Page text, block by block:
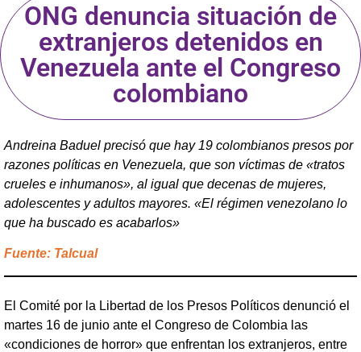
ONG denuncia situación de
extranjeros detenidos en
Venezuela ante el Congreso
colombiano
Andreina Baduel precisó que hay 19 colombianos presos por
razones políticas en Venezuela, que son víctimas de «tratos
crueles e inhumanos», al igual que decenas de mujeres,
adolescentes y adultos mayores. «El régimen venezolano lo
que ha buscado es acabarlos»
Fuente: Talcual
El Comité por la Libertad de los Presos Políticos denunció el
martes 16 de junio ante el Congreso de Colombia las
«condiciones de horror» que enfrentan los extranjeros, entre